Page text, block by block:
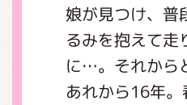
娘が見つけ、普
るみを抱えて走
に…。それから
あれから16年
おたのしみ